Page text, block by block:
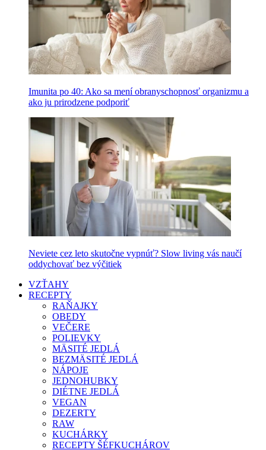
Imunita po 40: Ako sa mení obranyschopnosť organizmu a
ako ju prirodzene podporiť
Neviete cez leto skutočne vypnúť? Slow living vás naučí
oddychovať bez výčitiek
VZŤAHY
RECEPTY
RAŇAJKY
OBEDY
VEČERE
POLIEVKY
MÄSITÉ JEDLÁ
BEZMÄSITÉ JEDLÁ
NÁPOJE
JEDNOHUBKY
DIÉTNE JEDLÁ
VEGAN
DEZERTY
RAW
KUCHÁRKY
RECEPTY ŠÉFKUCHÁROV